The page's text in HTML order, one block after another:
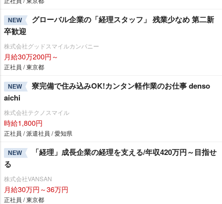
NEW
グローバル企業の「経理スタッフ」 残業少なめ 第二新
卒歓迎
株式会社グッドスマイルカンパニー
月給30万200円～
正社員 / 東京都
NEW
寮完備で住み込みOK!カンタン軽作業のお仕事 denso
aichi
株式会社テクノスマイル
時給1,800円
正社員 / 派遣社員 / 愛知県
NEW
「経理」成長企業の経理を支える/年収420万円～目指せ
る
株式会社VANSAN
月給30万円～36万円
正社員 / 東京都